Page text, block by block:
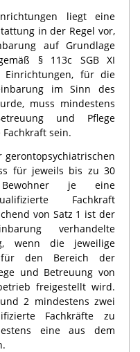
liegt eine
in der Regel vor,
auf Grundlage
§ 113c SGB XI
Einrichtungen, für die
im Sinn des
muss mindestens
und Pflege
sein.
gerontopsychiatrischen
für jeweils bis zu 30
je eine
Fachkraft
von Satz 1 ist der
verhandelte
wenn die jeweilige
für den Bereich der
und Betreuung von
freigestellt wird.
2 mindestens zwei
Fachkräfte zu
eine aus dem